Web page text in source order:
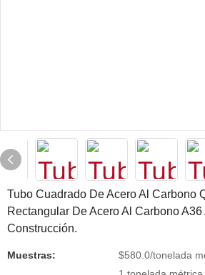
Tubo Cuadrado De Acero Al Carbono
Rectangular De Acero Al Carbono A36
Construcción.
Muestras:
$580.0/tonelada